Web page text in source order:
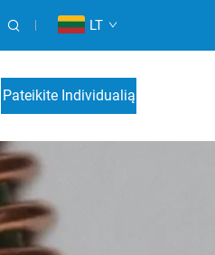
LT
Pateikite Individualią